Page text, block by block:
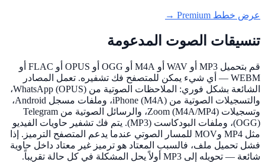
عرض خطط Premium →
تنسيقات الصوت المدعومة
قم بتحميل MP3 أو WAV أو M4A أو OGG أو OPUS أو FLAC أو
WEBM — أي شيء يمكن للمتصفح فك تشفيره. تعمل المصادر
الشائعة بشكل فوري: الملاحظات الصوتية من WhatsApp (OPUS)،
والتسجيلات الصوتية من iPhone (M4A)، وملفات مسجل Android،
وتسجيلات Zoom (M4A/MP4)، والرسائل الصوتية من Telegram
(OGG)، وملفات البودكاست (MP3). يتم فك تشفير حاويات الفيديو
مثل MP4 وMOV للمسار الصوتي عندما يدعم المتصفح الترميز. إذا
فشل تحميل ملف، فالسبب المعتاد هو ترميز غير معتاد داخل حاوية
شائعة — تحويله إلى MP3 أولاً يحل المشكلة في كل حالة تقريباً.